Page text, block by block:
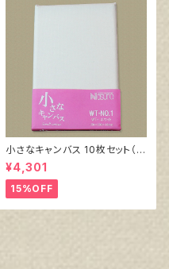
小さなキャンバス 10枚セット（ホ
ワイト塗りキャンバス張り）
¥4,301
15%OFF